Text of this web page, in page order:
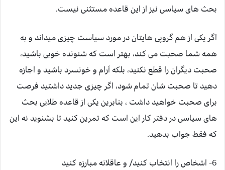
بحث های سیاسی نیز از این قاعده مستثنی نیست.
اگر یکی از هم گروپی هایتان در مورد سیاست چیزی میداند و به
همه شما صحبت می کند، بهتر است که شنونده خوبی باشید،
صحبت دیگران را قطع نکنید، بلکه آرام و خونسرد باشید و اجازه
دهید تا صحبت شان تمام شود، اگر چیزی جدید داشتید فرصت
برای صحبت خواهید داشت ، بنابرین یکی از قاعده طلایی بحث
های سیاسی در دفتر کار این است که تمرین کنید تا بشنوید نه این
که فقط جواب بدهید.
6- اشخاص را انتخاب کنید/ و عاقلانه مبارزه کنید